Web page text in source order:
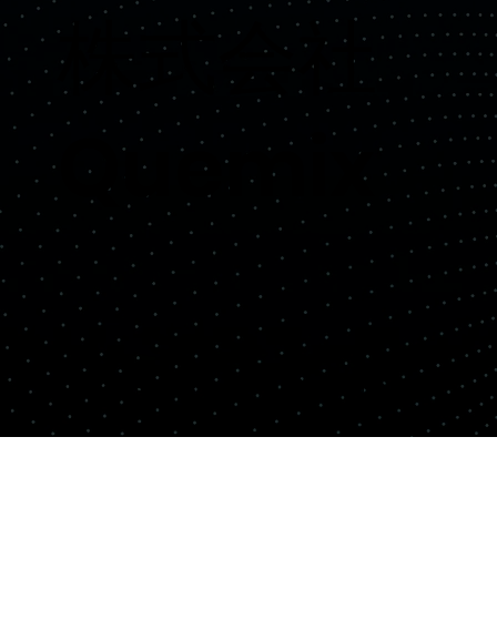
​株式会社
Quemix
Copyright© Quemix Inc. All rights reserved.